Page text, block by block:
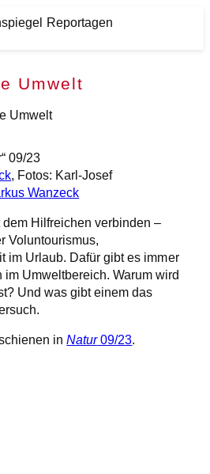
Umwelt
09/23
, Fotos: Karl-Josef
Wanzeck
Hilfreichen verbinden –
Voluntourismus,
im Urlaub. Dafür gibt es immer
im Umweltbereich. Warum wird
Und was gibt einem das
inNatur09/23.